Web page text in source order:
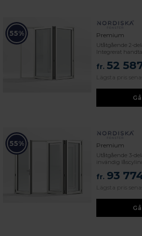
55% Premium
Utåtgående 2-
Integrerat
fr. 52
Lägsta pris
55% Premium
Utåtgående 3-
invändig
fr. 93
Lägsta pris